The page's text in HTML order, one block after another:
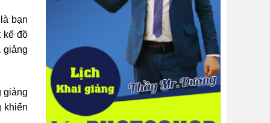
bạn
kế đồ
giảng
giảng
khiến